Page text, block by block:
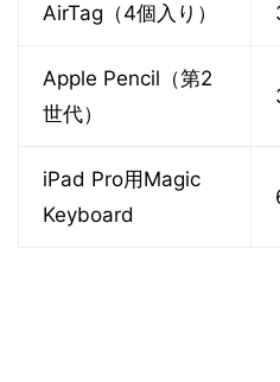
AirTag（4個入り）
Apple Pencil（第2
世代）
iPad Pro用Magic
Keyboard